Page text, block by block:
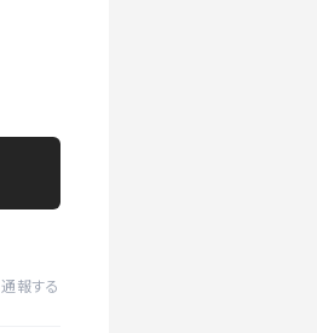
通報する